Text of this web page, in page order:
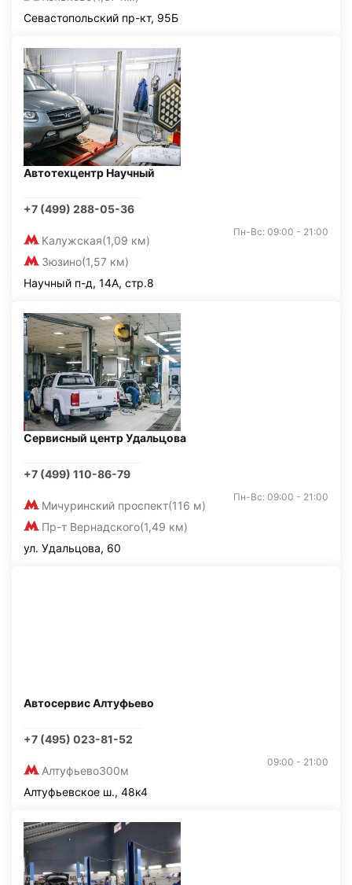
Севастопольский пр-кт, 95Б
Автотехцентр Научный
+7 (499) 288-05-36
Калужская(1,09 км)
Зюзино(1,57 км)
Пн-Вс: 09:00 - 21:00
Научный п-д, 14А, стр.8
Сервисный центр Удальцова
+7 (499) 110-86-79
Мичуринский проспект(116 м)
Пр-т Вернадского(1,49 км)
Пн-Вс: 09:00 - 21:00
ул. Удальцова, 60
Автосервис Алтуфьево
+7 (495) 023-81-52
Алтуфьево300м
09:00 - 21:00
Алтуфьевское ш., 48к4